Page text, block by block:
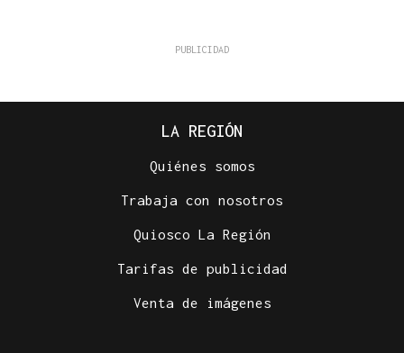
LA REGIÓN
Quiénes somos
Trabaja con nosotros
Quiosco La Región
Tarifas de publicidad
Venta de imágenes